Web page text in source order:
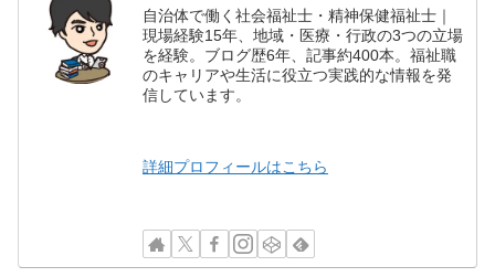
自治体で働く社会福祉士・精神保健福祉士｜
現場経験15年、地域・医療・行政の3つの立場
を経験。ブログ歴6年、記事約400本。福祉職
のキャリアや生活に役立つ実践的な情報を発
信しています。
詳細プロフィールはこちら